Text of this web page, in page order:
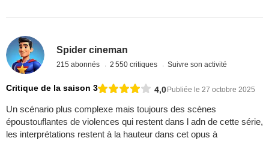
Spider cineman
215 abonnés 2 550 critiques Suivre son activité
Critique de la saison 3 4,0 Publiée le 27 octobre 2025
Un scénario plus complexe mais toujours des scènes
époustouflantes de violences qui restent dans l adn de cette série,
les interprétations restent à la hauteur dans cet opus à